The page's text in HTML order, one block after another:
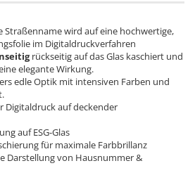
Straßenname wird auf eine hochwertige,
im Digitaldruckverfahren
rückseitig auf das Glas kaschiert und
elegante Wirkung.
edle Optik mit intensiven Farben und
Digitaldruck auf deckender
auf ESG-Glas
für maximale Farbbrillanz
Darstellung von Hausnummer &